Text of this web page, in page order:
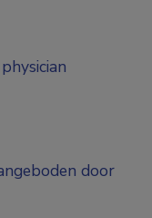
door